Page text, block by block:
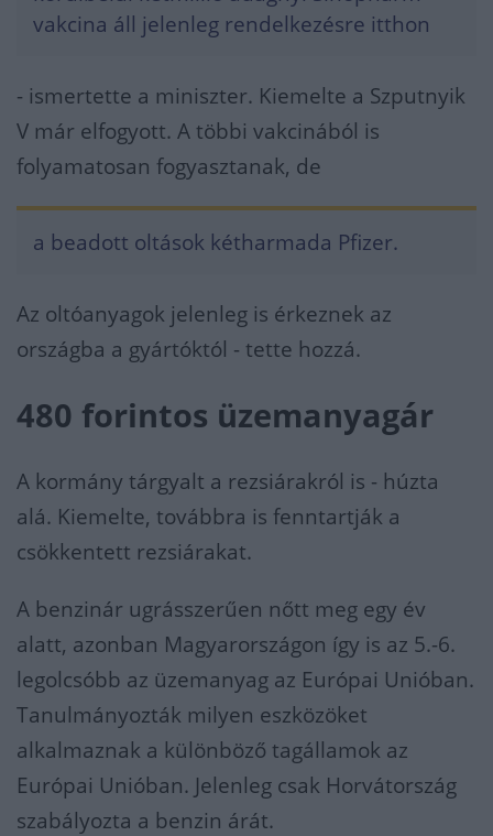
vakcina áll jelenleg rendelkezésre itthon
- ismertette a miniszter. Kiemelte a Szputnyik
V már elfogyott. A többi vakcinából is
folyamatosan fogyasztanak, de
a beadott oltások kétharmada Pfizer.
Az oltóanyagok jelenleg is érkeznek az
országba a gyártóktól - tette hozzá.
480 forintos üzemanyagár
A kormány tárgyalt a rezsiárakról is - húzta
alá. Kiemelte, továbbra is fenntartják a
csökkentett rezsiárakat.
A benzinár ugrásszerűen nőtt meg egy év
alatt, azonban Magyarországon így is az 5.-6.
legolcsóbb az üzemanyag az Európai Unióban.
Tanulmányozták milyen eszközöket
alkalmaznak a különböző tagállamok az
Európai Unióban. Jelenleg csak Horvátország
szabályozta a benzin árát.